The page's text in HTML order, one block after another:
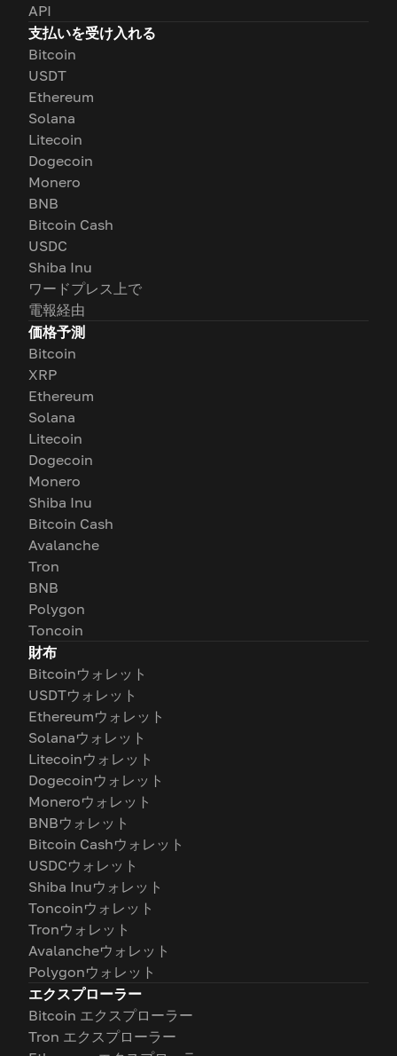
API
支払いを受け入れる
Bitcoin
USDT
Ethereum
Solana
Litecoin
Dogecoin
Monero
BNB
Bitcoin Cash
USDC
Shiba Inu
ワードプレス上で
電報経由
価格予測
Bitcoin
XRP
Ethereum
Solana
Litecoin
Dogecoin
Monero
Shiba Inu
Bitcoin Cash
Avalanche
Tron
BNB
Polygon
Toncoin
財布
Bitcoinウォレット
USDTウォレット
Ethereumウォレット
Solanaウォレット
Litecoinウォレット
Dogecoinウォレット
Moneroウォレット
BNBウォレット
Bitcoin Cashウォレット
USDCウォレット
Shiba Inuウォレット
Toncoinウォレット
Tronウォレット
Avalancheウォレット
Polygonウォレット
エクスプローラー
Bitcoin エクスプローラー
Tron エクスプローラー